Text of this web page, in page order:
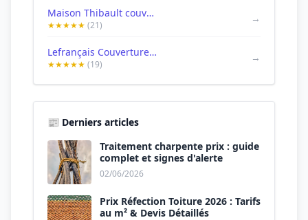
Maison Thibault couverture
★★★★★ (21)
→
Lefrançais Couverture - Couverture et entretien de toiture
★★★★★ (19)
→
📰 Derniers articles
Traitement charpente prix : guide
complet et signes d'alerte
02/06/2026
Prix Réfection Toiture 2026 : Tarifs
au m² & Devis Détaillés